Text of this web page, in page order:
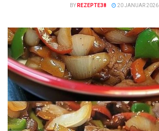
BY REZEPTE38 20 JANUAR 2026